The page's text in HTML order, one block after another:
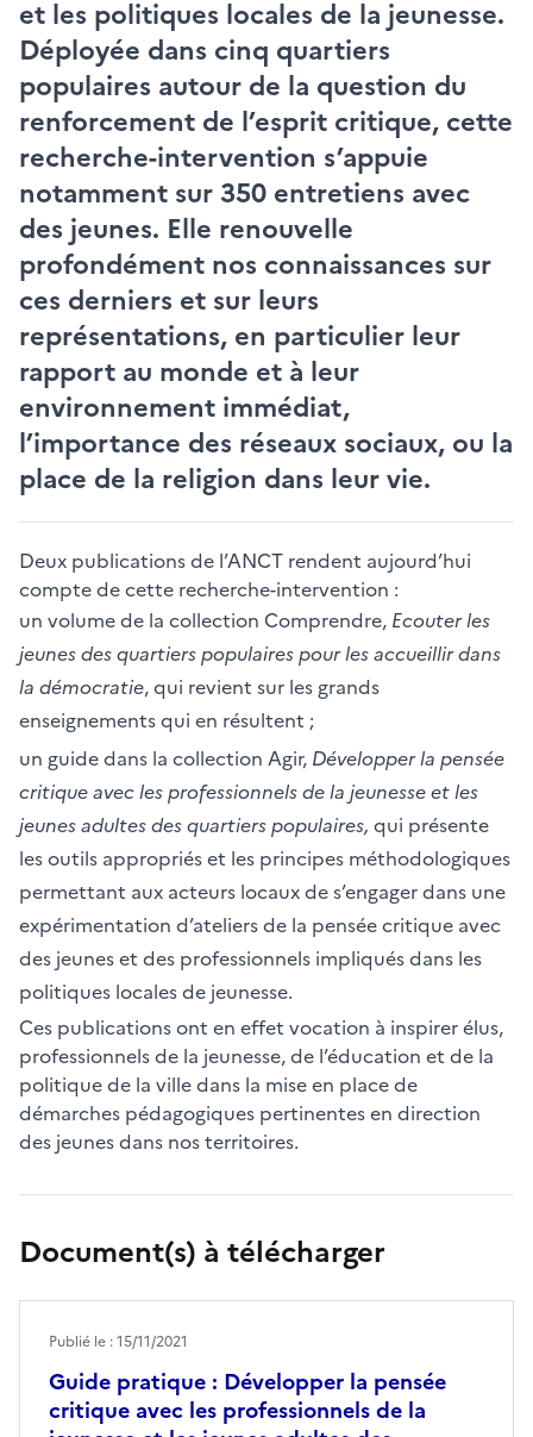
et les politiques locales de la jeunesse.
Déployée dans cinq quartiers
populaires autour de la question du
renforcement de l’esprit critique, cette
recherche-intervention s’appuie
notamment sur 350 entretiens avec
des jeunes. Elle renouvelle
profondément nos connaissances sur
ces derniers et sur leurs
représentations, en particulier leur
rapport au monde et à leur
environnement immédiat,
l’importance des réseaux sociaux, ou la
place de la religion dans leur vie.
Deux publications de l’ANCT rendent aujourd’hui
compte de cette recherche-intervention :
un volume de la collection Comprendre, Ecouter les
jeunes des quartiers populaires pour les accueillir dans
la démocratie, qui revient sur les grands
enseignements qui en résultent ;
un guide dans la collection Agir, Développer la pensée
critique avec les professionnels de la jeunesse et les
jeunes adultes des quartiers populaires, qui présente
les outils appropriés et les principes méthodologiques
permettant aux acteurs locaux de s’engager dans une
expérimentation d’ateliers de la pensée critique avec
des jeunes et des professionnels impliqués dans les
politiques locales de jeunesse.
Ces publications ont en effet vocation à inspirer élus,
professionnels de la jeunesse, de l’éducation et de la
politique de la ville dans la mise en place de
démarches pédagogiques pertinentes en direction
des jeunes dans nos territoires.
Document(s) à télécharger
Guide pratique : Développer la pensée
critique avec les professionnels de la
Publié le : 15/11/2021